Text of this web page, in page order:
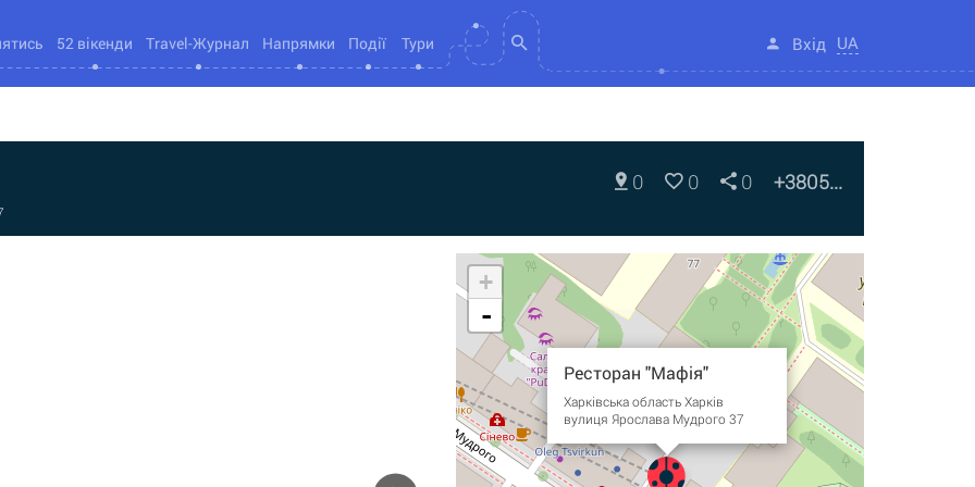
52 вікенди Travel-Журнал Напрямки Події Тури Вхід UA
0 0 0 +3805...
Ресторан "Мафія"
Харківська область Харків
вулиця Ярослава Мудрого 37
+
-